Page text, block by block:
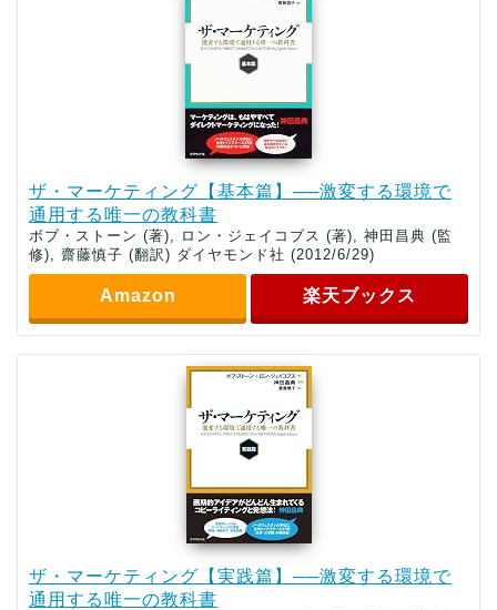
ザ・マーケティング【基本篇】──激変する環境で
通用する唯一の教科書
ボブ・ストーン (著), ロン・ジェイコブス (著), 神田昌典 (監
修), 齋藤慎子 (翻訳) ダイヤモンド社 (2012/6/29)
Amazon 楽天ブックス
ザ・マーケティング【実践篇】──激変する環境で
通用する唯一の教科書